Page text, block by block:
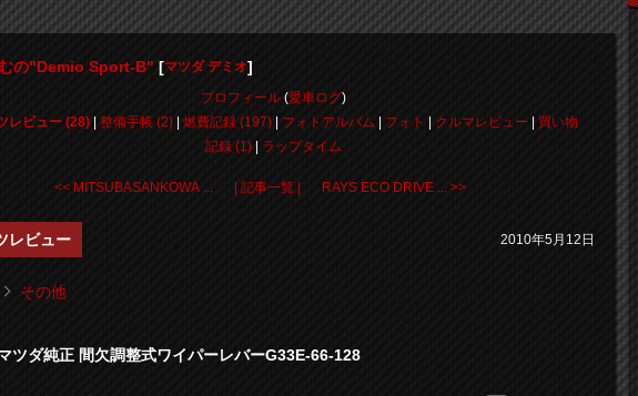
の"Demio Sport-B" [マツダ デミオ]
プロフィール(愛車ログ)
レビュー (28)| 整備手帳 (2)| 燃費記録 (197)| フォトアルバム フォト クルマレビュー
買い物
記録 (1)| ラップタイム
<< MITSUBASANKOWA ... | 記事一覧 | RAYS ECO DRIVE ... >>
レビュー 2010年5月12日
その他
ツダ純正 間欠調整式ワイパーレバーG33E-66-128